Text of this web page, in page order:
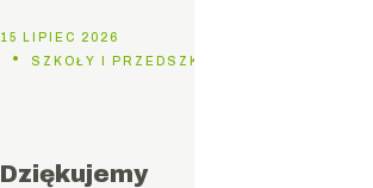
15 LIPIEC 2026
SZKOŁY I PRZEDSZKOLA
Dziękujemy